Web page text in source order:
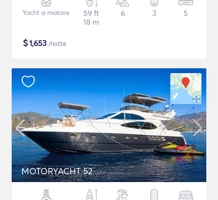
Yacht a motore
59 ft
18 m
6 3 5
$1,653 /notte
MOTORYACHT 52